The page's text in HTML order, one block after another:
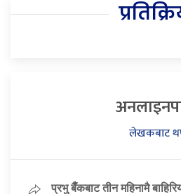
लेखकबाट
प्रभु बैँकबाट तीन महिनामै